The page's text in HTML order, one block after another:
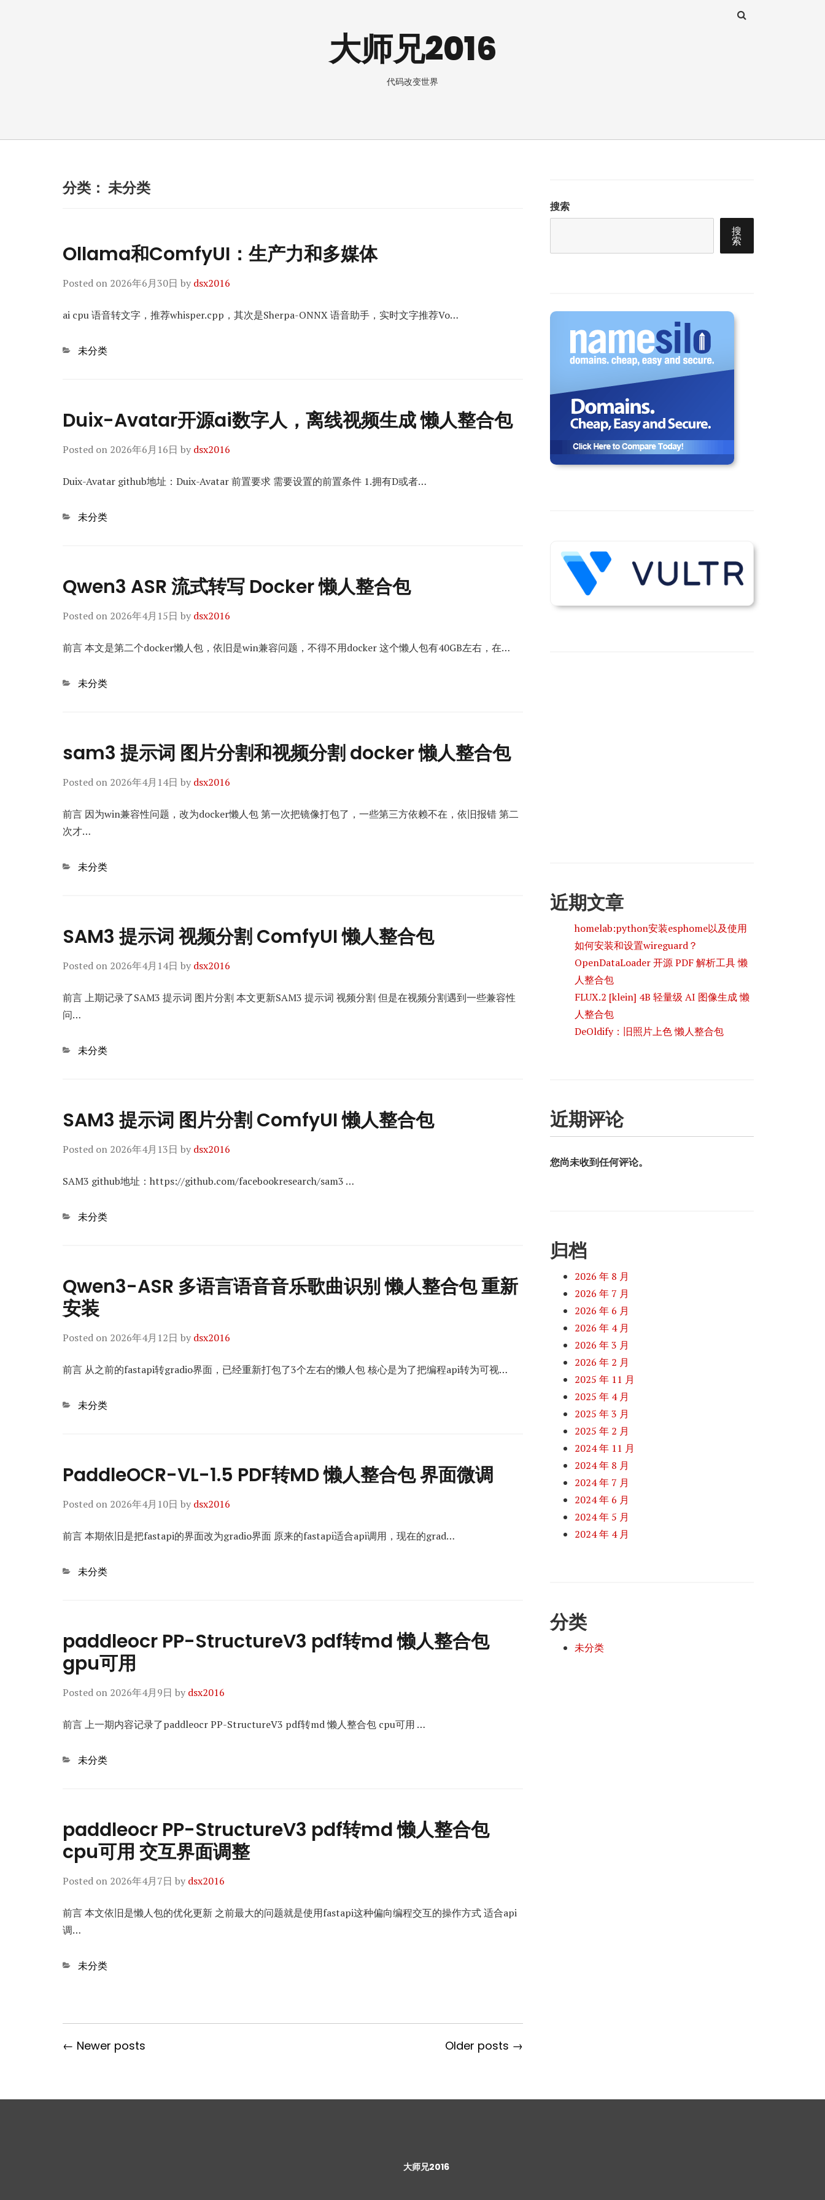
大师兄2016
代码改变世界
分类： 未分类
Ollama和ComfyUI：生产力和多媒体
Posted on 2026年6月30日 by dsx2016
ai cpu 语音转文字，推荐whisper.cpp，其次是Sherpa-ONNX 语音助手，实时文字推荐Vo…
Categories
未分类
Duix-Avatar开源ai数字人，离线视频生成 懒人整合包
Posted on 2026年6月16日 by dsx2016
Duix-Avatar github地址：Duix-Avatar 前置要求 需要设置的前置条件 1.拥有D或者…
Categories
未分类
Qwen3 ASR 流式转写 Docker 懒人整合包
Posted on 2026年4月15日 by dsx2016
前言 本文是第二个docker懒人包，依旧是win兼容问题，不得不用docker 这个懒人包有40GB左右，在…
Categories
未分类
sam3 提示词 图片分割和视频分割 docker 懒人整合包
Posted on 2026年4月14日 by dsx2016
前言 因为win兼容性问题，改为docker懒人包 第一次把镜像打包了，一些第三方依赖不在，依旧报错 第二
次才…
Categories
未分类
SAM3 提示词 视频分割 ComfyUI 懒人整合包
Posted on 2026年4月14日 by dsx2016
前言 上期记录了SAM3 提示词 图片分割 本文更新SAM3 提示词 视频分割 但是在视频分割遇到一些兼容性
问…
Categories
未分类
SAM3 提示词 图片分割 ComfyUI 懒人整合包
Posted on 2026年4月13日 by dsx2016
SAM3 github地址：https://github.com/facebookresearch/sam3 …
Categories
未分类
Qwen3-ASR 多语言语音音乐歌曲识别 懒人整合包 重新
安装
Posted on 2026年4月12日 by dsx2016
前言 从之前的fastapi转gradio界面，已经重新打包了3个左右的懒人包 核心是为了把编程api转为可视…
Categories
未分类
PaddleOCR-VL-1.5 PDF转MD 懒人整合包 界面微调
Posted on 2026年4月10日 by dsx2016
前言 本期依旧是把fastapi的界面改为gradio界面 原来的fastapi适合api调用，现在的grad…
Categories
未分类
paddleocr PP-StructureV3 pdf转md 懒人整合包
gpu可用
Posted on 2026年4月9日 by dsx2016
前言 上一期内容记录了paddleocr PP-StructureV3 pdf转md 懒人整合包 cpu可用 …
Categories
未分类
paddleocr PP-StructureV3 pdf转md 懒人整合包
cpu可用 交互界面调整
Posted on 2026年4月7日 by dsx2016
前言 本文依旧是懒人包的优化更新 之前最大的问题就是使用fastapi这种偏向编程交互的操作方式 适合api
调…
Categories
未分类
← Newer posts Older posts →
搜索
搜
索
近期文章
homelab:python安装esphome以及使用
如何安装和设置wireguard？
OpenDataLoader 开源 PDF 解析工具 懒
人整合包
FLUX.2 [klein] 4B 轻量级 AI 图像生成 懒
人整合包
DeOldify：旧照片上色 懒人整合包
近期评论
您尚未收到任何评论。
归档
2026 年 8 月
2026 年 7 月
2026 年 6 月
2026 年 4 月
2026 年 3 月
2026 年 2 月
2025 年 11 月
2025 年 4 月
2025 年 3 月
2025 年 2 月
2024 年 11 月
2024 年 8 月
2024 年 7 月
2024 年 6 月
2024 年 5 月
2024 年 4 月
分类
未分类
大师兄2016